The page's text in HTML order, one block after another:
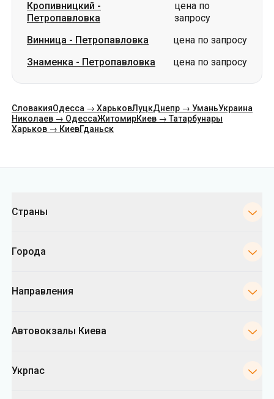
Кропивницкий -
Петропавловка
цена по
запросу
Винница - Петропавловка
цена по запросу
Знаменка - Петропавловка цена по запросу
СловакияОдесса → ХарьковЛуцкДнепр → УманьУкраина
Николаев → ОдессаЖитомирКиев → Татарбунары
Харьков → КиевГданьск
Страны
Города
Направления
Автовокзалы Киева
Укрпас